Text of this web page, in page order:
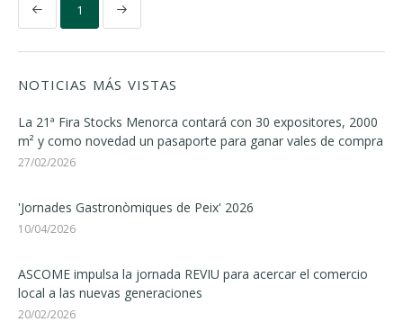
1
NOTICIAS MÁS VISTAS
La 21ª Fira Stocks Menorca contará con 30 expositores, 2000
m² y como novedad un pasaporte para ganar vales de compra
27/02/2026
'Jornades Gastronòmiques de Peix' 2026
10/04/2026
ASCOME impulsa la jornada REVIU para acercar el comercio
local a las nuevas generaciones
20/02/2026